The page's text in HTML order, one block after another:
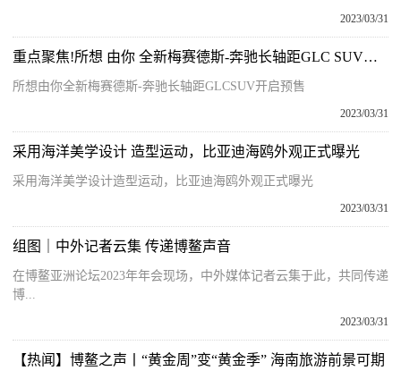
2023/03/31
重点聚焦!所想 由你 全新梅赛德斯-奔驰长轴距GLC SUV开启预售
所想由你全新梅赛德斯-奔驰长轴距GLCSUV开启预售
2023/03/31
采用海洋美学设计 造型运动，比亚迪海鸥外观正式曝光
采用海洋美学设计造型运动，比亚迪海鸥外观正式曝光
2023/03/31
组图｜中外记者云集 传递博鳌声音
在博鳌亚洲论坛2023年年会现场，中外媒体记者云集于此，共同传递
博...
2023/03/31
【热闻】博鳌之声丨“黄金周”变“黄金季” 海南旅游前景可期